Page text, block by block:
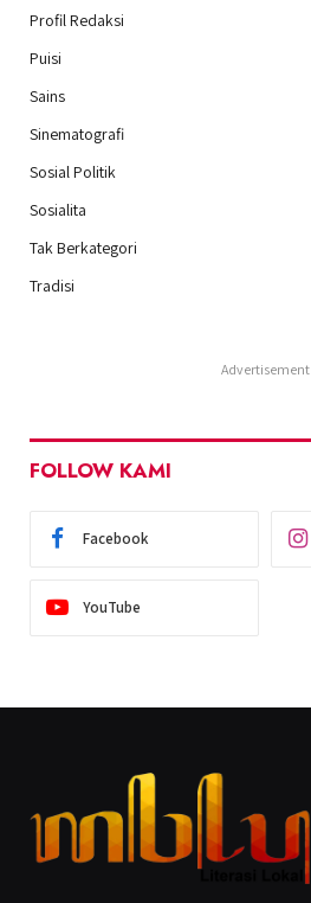
Profil Redaksi
Puisi
Sains
Sinematografi
Sosial Politik
Sosialita
Tak Berkategori
Tradisi
Advertisement
FOLLOW KAMI
Facebook
YouTube